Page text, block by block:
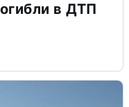
в ДТП